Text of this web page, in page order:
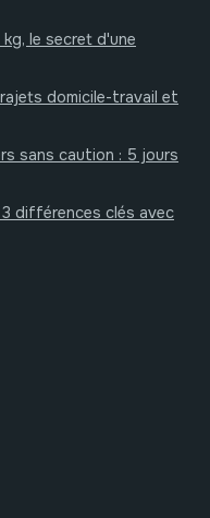
le secret d'une
domicile-travail et
sans caution : 5 jours
différences clés avec